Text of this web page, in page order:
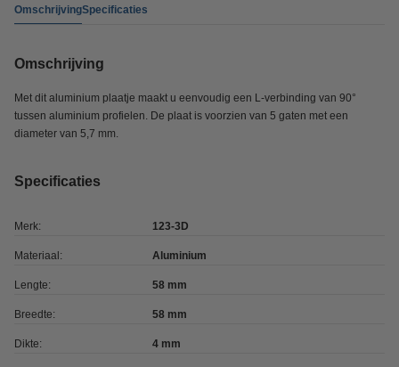
OmschrijvingSpecificaties
Omschrijving
Met dit aluminium plaatje maakt u eenvoudig een L-verbinding van 90°
tussen aluminium profielen. De plaat is voorzien van 5 gaten met een
diameter van 5,7 mm.
Specificaties
Merk: 123-3D
Materiaal: Aluminium
Lengte: 58 mm
Breedte: 58 mm
Dikte: 4 mm